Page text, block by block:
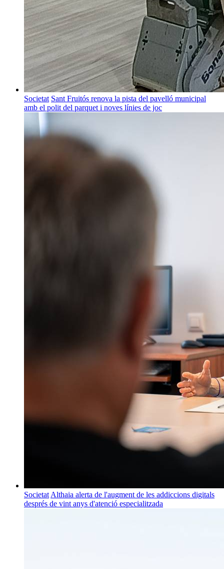
Societat Sant Fruitós renova la pista del pavelló municipal
amb el polit del parquet i noves línies de joc
SocietatAlthaia alerta de l'augment de les addiccions digitals
després de vint anys d'atenció especialitzada